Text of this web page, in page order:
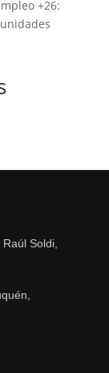
+26:
Raúl Soldi,